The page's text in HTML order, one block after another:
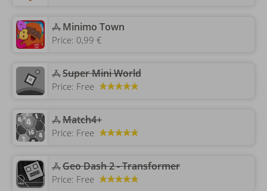
‎Minimo Town
Price: 0,99 €
Super Mini World
Price: Free
Match4+
Price: Free
Geo Dash 2 - Transformer
Price: Free